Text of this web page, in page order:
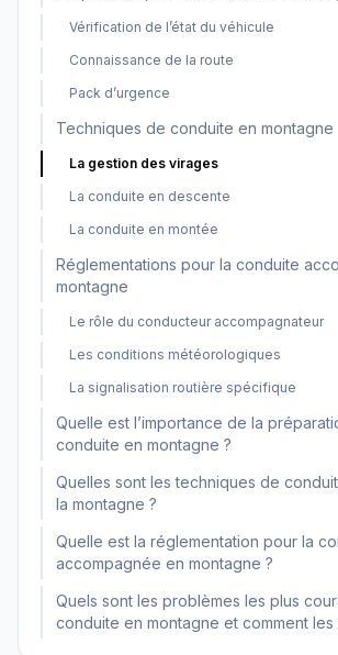
Vérification de l’état du véhicule
Connaissance de la route
Pack d’urgence
Techniques de conduite en montagne
La gestion des virages
La conduite en descente
La conduite en montée
Réglementations pour la conduite
montagne
Le rôle du conducteur accompagnateur
Les conditions météorologiques
La signalisation routière spécifique
Quelle est l’importance de la
conduite en montagne ?
Quelles sont les techniques de
la montagne ?
Quelle est la réglementation pour la
accompagnée en montagne ?
Quels sont les problèmes les plus
conduite en montagne et comment les